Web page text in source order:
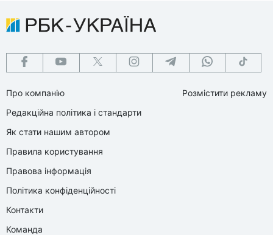
Про компанію
Редакційна політика і стандарти
Як стати нашим автором
Правила користування
Правова інформація
Політика конфіденційності
Контакти
Команда
Розмістити рекламу